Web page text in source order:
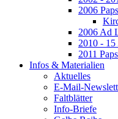
2006
2006 Ad
2010 -
2011
Infos & Materialien
Aktuelles
E-Mail-
Faltblätter
Info-Briefe